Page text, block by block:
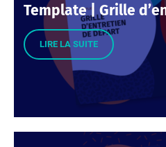
Template | Grille
LIRE LA SUITE